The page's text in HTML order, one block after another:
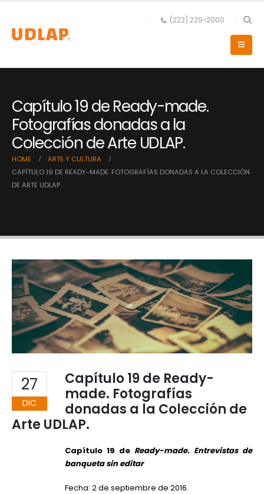
(222) 229-2000
Capítulo 19 de Ready-made.
Fotografías donadas a la
Colección de Arte UDLAP.
HOME
ARTE Y CULTURA
CAPÍTULO 19 DE READY-MADE. FOTOGRAFÍAS DONADAS A LA COLECCIÓN
DE ARTE UDLAP.
27
DIC
Capítulo 19 de Ready-
made. Fotografías
donadas a la Colección de
Arte UDLAP.
Capítulo 19 de Ready-made. Entrevistas de
banqueta sin editar
Fecha: 2 de septiembre de 2016.